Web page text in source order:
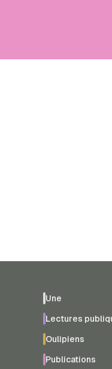
Une
Lectures
Oulipiens
Publications